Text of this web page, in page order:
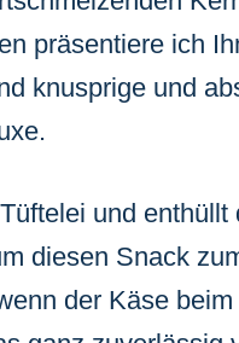
präsentiere ich
knusprige und
und enthüllt
diesen Snack
der Käse